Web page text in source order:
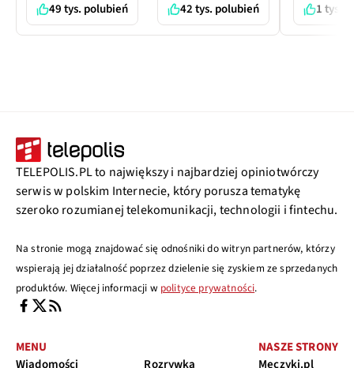
49 tys. polubień 42 tys. polubień 1 tys.
TELEPOLIS.PL to największy i najbardziej opiniotwórczy
serwis w polskim Internecie, który porusza tematykę
szeroko rozumianej telekomunikacji, technologii i fintechu.
Na stronie mogą znajdować się odnośniki do witryn partnerów, którzy
wspierają jej działalność poprzez dzielenie się zyskiem ze sprzedanych
produktów. Więcej informacji w polityce prywatności.
MENU
Wiadomości
Rozrywka
NASZE STRONY
Meczyki.pl